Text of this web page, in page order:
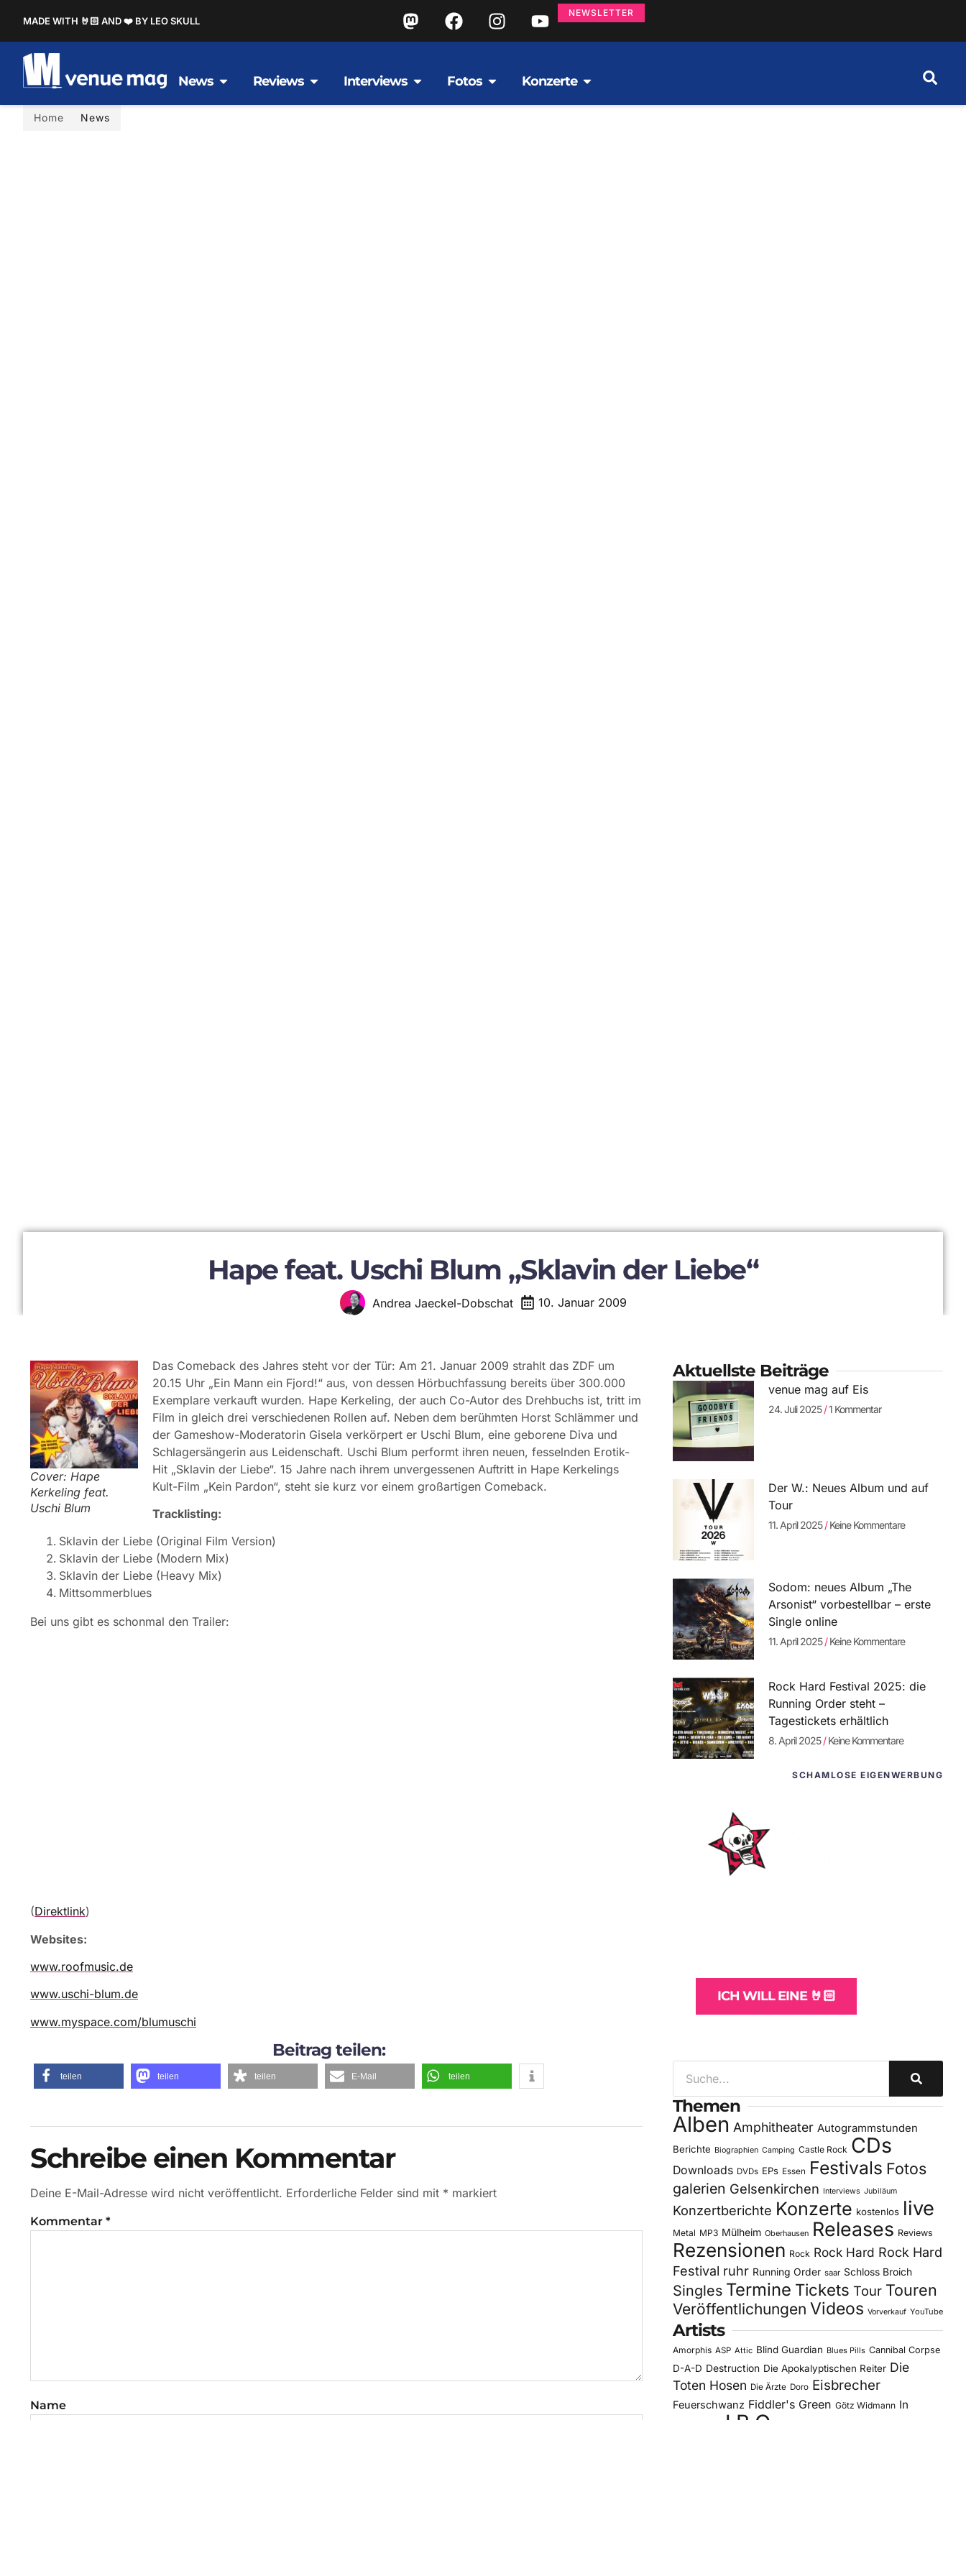
MADE WITH 🤘🏻 AND ❤️ BY LEO SKULL
NEWSLETTER
News Reviews Interviews Fotos Konzerte
Home News
Hape feat. Uschi Blum „Sklavin der Liebe“
Andrea Jaeckel-Dobschat 10. Januar 2009
Cover: Hape
Kerkeling feat.
Uschi Blum
Das Comeback des Jahres steht vor der Tür: Am 21. Januar 2009 strahlt das ZDF um
20.15 Uhr „Ein Mann ein Fjord!“ aus, von dessen Hörbuchfassung bereits über 300.000
Exemplare verkauft wurden. Hape Kerkeling, der auch Co-Autor des Drehbuchs ist, tritt im
Film in gleich drei verschiedenen Rollen auf. Neben dem berühmten Horst Schlämmer und
der Gameshow-Moderatorin Gisela verkörpert er Uschi Blum, eine geborene Diva und
Schlagersängerin aus Leidenschaft. Uschi Blum performt ihren neuen, fesselnden Erotik-
Hit „Sklavin der Liebe“. 15 Jahre nach ihrem unvergessenen Auftritt in Hape Kerkelings
Kult-Film „Kein Pardon“, steht sie kurz vor einem großartigen Comeback.
Tracklisting:
Sklavin der Liebe (Original Film Version)
Sklavin der Liebe (Modern Mix)
Sklavin der Liebe (Heavy Mix)
Mittsommerblues
Bei uns gibt es schonmal den Trailer:
(Direktlink)
Websites:
www.roofmusic.de
www.uschi-blum.de
www.myspace.com/blumuschi
Beitrag teilen:
teilen teilen teilen E-Mail teilen
Schreibe einen Kommentar
Deine E-Mail-Adresse wird nicht veröffentlicht. Erforderliche Felder sind mit * markiert
Kommentar *
Name
Aktuellste Beiträge
venue mag auf Eis
24. Juli 2025 1 Kommentar
Der W.: Neues Album und auf
Tour
11. April 2025 Keine Kommentare
Sodom: neues Album „The
Arsonist“ vorbestellbar – erste
Single online
11. April 2025 Keine Kommentare
Rock Hard Festival 2025: die
Running Order steht –
Tagestickets erhältlich
8. April 2025 Keine Kommentare
SCHAMLOSE EIGENWERBUNG
ICH WILL EINE 🤘🏻
Themen
Alben Amphitheater Autogrammstunden
Berichte Biographien Camping Castle Rock CDs
Downloads DVDs EPs Essen Festivals Fotos
galerien Gelsenkirchen Interviews Jubiläum
Konzertberichte Konzerte kostenlos live
Metal MP3 Mülheim Oberhausen Releases Reviews
Rezensionen Rock Rock Hard Rock Hard
Festival ruhr Running Order saar Schloss Broich
Singles Termine Tickets Tour Touren
Veröffentlichungen Videos Vorverkauf YouTube
Artists
Amorphis ASP Attic Blind Guardian Blues Pills Cannibal Corpse
D-A-D Destruction Die Apokalyptischen Reiter Die
Toten Hosen Die Ärzte Doro Eisbrecher
Feuerschwanz Fiddler's Green Götz Widmann In
J.B.O.